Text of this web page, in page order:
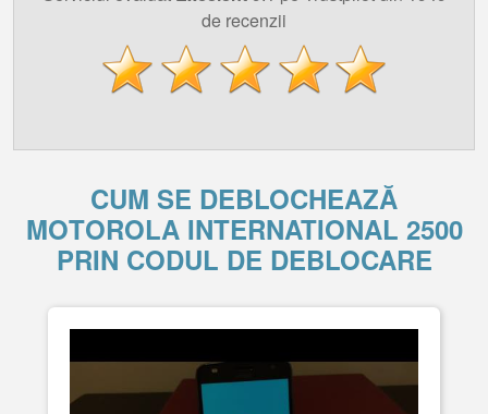
de recenzii
CUM SE DEBLOCHEAZĂ
MOTOROLA INTERNATIONAL 2500
PRIN CODUL DE DEBLOCARE